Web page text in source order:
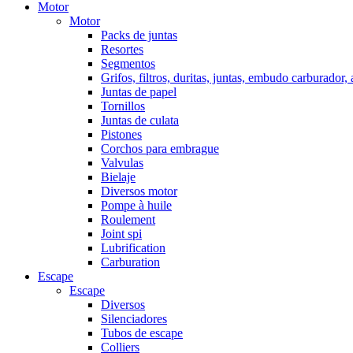
Motor
Motor
Packs de juntas
Resortes
Segmentos
Grifos, filtros, duritas, juntas, embudo carburador,
Juntas de papel
Tornillos
Juntas de culata
Pistones
Corchos para embrague
Valvulas
Bielaje
Diversos motor
Pompe à huile
Roulement
Joint spi
Lubrification
Carburation
Escape
Escape
Diversos
Silenciadores
Tubos de escape
Colliers